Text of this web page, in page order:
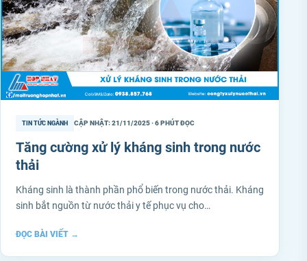
TIN TỨC NGÀNH CẬP NHẬT: 21/11/2025 · 6 PHÚT ĐỌC
Tăng cường xử lý kháng sinh trong nước
thải
Kháng sinh là thành phần phổ biến trong nước thải. Kháng
sinh bắt nguồn từ nước thải y tế phục vụ cho…
ĐỌC BÀI VIẾT →